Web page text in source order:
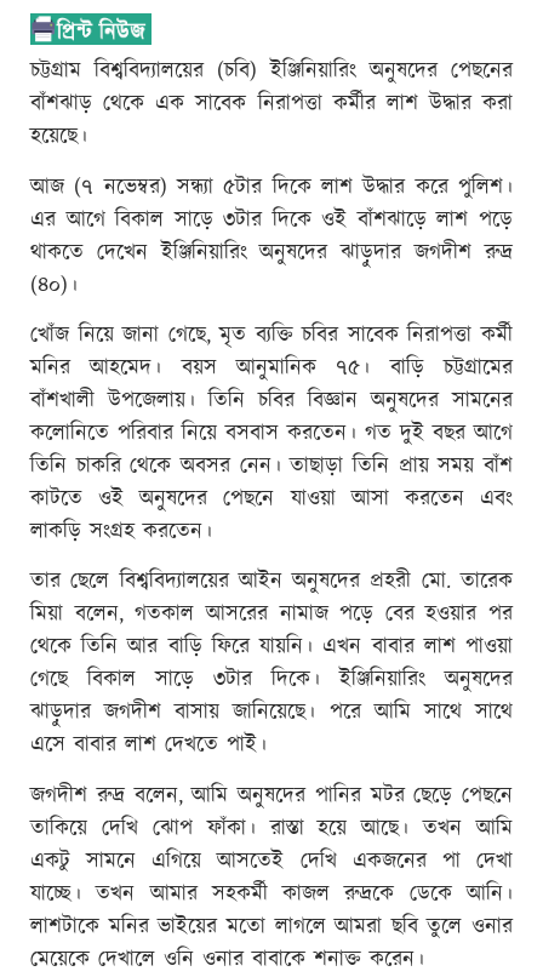
চট্টগ্রাম বিশ্ববিদ্যালয়ের (চবি) ইঞ্জিনিয়ারিং অনুষদের পেছনের
বাঁশঝাড় থেকে এক সাবেক নিরাপত্তা কর্মীর লাশ উদ্ধার করা
হয়েছে।
আজ (৭ নভেম্বর) সন্ধ্যা ৫টার দিকে লাশ উদ্ধার করে পুলিশ।
এর আগে বিকাল সাড়ে ৩টার দিকে ওই বাঁশঝাড়ে লাশ পড়ে
থাকতে দেখেন ইঞ্জিনিয়ারিং অনুষদের ঝাড়ুদার জগদীশ রুদ্র
(৪০)।
খোঁজ নিয়ে জানা গেছে, মৃত ব্যক্তি চবির সাবেক নিরাপত্তা কর্মী
মনির আহমেদ। বয়স আনুমানিক ৭৫। বাড়ি চট্টগ্রামের
বাঁশখালী উপজেলায়। তিনি চবির বিজ্ঞান অনুষদের সামনের
কলোনিতে পরিবার নিয়ে বসবাস করতেন। গত দুই বছর আগে
তিনি চাকরি থেকে অবসর নেন। তাছাড়া তিনি প্রায় সময় বাঁশ
কাটতে ওই অনুষদের পেছনে যাওয়া আসা করতেন এবং
লাকড়ি সংগ্রহ করতেন।
তার ছেলে বিশ্ববিদ্যালয়ের আইন অনুষদের প্রহরী মো. তারেক
মিয়া বলেন, গতকাল আসরের নামাজ পড়ে বের হওয়ার পর
থেকে তিনি আর বাড়ি ফিরে যায়নি। এখন বাবার লাশ পাওয়া
গেছে বিকাল সাড়ে ৩টার দিকে। ইঞ্জিনিয়ারিং অনুষদের
ঝাড়ুদার জগদীশ বাসায় জানিয়েছে। পরে আমি সাথে সাথে
এসে বাবার লাশ দেখতে পাই।
জগদীশ রুদ্র বলেন, আমি অনুষদের পানির মটর ছেড়ে পেছনে
তাকিয়ে দেখি ঝোপ ফাঁকা। রাস্তা হয়ে আছে। তখন আমি
একটু সামনে এগিয়ে আসতেই দেখি একজনের পা দেখা
যাচ্ছে। তখন আমার সহকর্মী কাজল রুদ্রকে ডেকে আনি।
লাশটাকে মনির ভাইয়ের মতো লাগলে আমরা ছবি তুলে ওনার
মেয়েকে দেখালে ওনি ওনার বাবাকে শনাক্ত করেন।